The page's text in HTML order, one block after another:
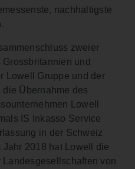
nachhaltigste
zweier
und
Lowell Gruppe und der
die Übernahme des
Lowell
IS Inkasso Service
in der Schweiz
2018 hat Lowell die
von